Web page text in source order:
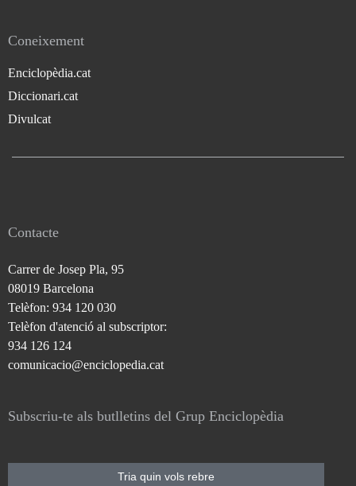
Coneixement
Enciclopèdia.cat
Diccionari.cat
Divulcat
Contacte
Carrer de Josep Pla, 95
08019 Barcelona
Telèfon: 934 120 030
Telèfon d'atenció al subscriptor:
934 126 124
comunicacio@enciclopedia.cat
Subscriu-te als butlletins del Grup Enciclopèdia
Tria quin vols rebre